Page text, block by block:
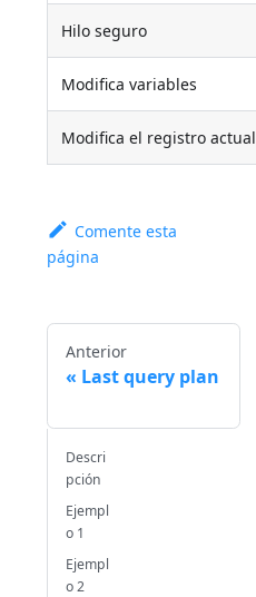
Hilo seguro
Modifica variables
Modifica el registro actual
Comente esta
página
Anterior
Last query plan
Descri
pción
Ejempl
o 1
Ejempl
o 2